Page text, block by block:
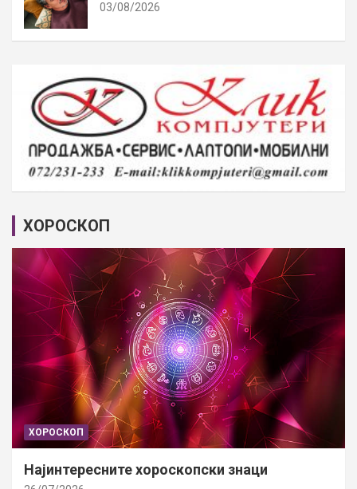
03/08/2026
ХОРОСКОП
ХОРОСКОП
Најинтересните хороскопски знаци